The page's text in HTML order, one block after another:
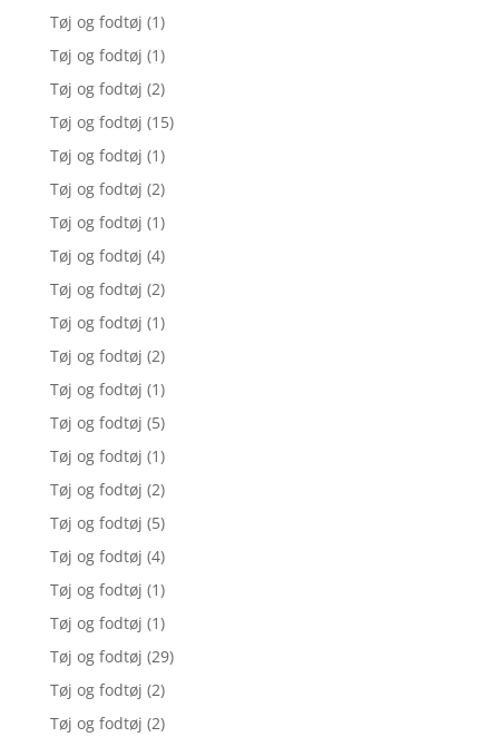
Tøj og fodtøj (1)
Tøj og fodtøj (1)
Tøj og fodtøj (2)
Tøj og fodtøj (15)
Tøj og fodtøj (1)
Tøj og fodtøj (2)
Tøj og fodtøj (1)
Tøj og fodtøj (4)
Tøj og fodtøj (2)
Tøj og fodtøj (1)
Tøj og fodtøj (2)
Tøj og fodtøj (1)
Tøj og fodtøj (5)
Tøj og fodtøj (1)
Tøj og fodtøj (2)
Tøj og fodtøj (5)
Tøj og fodtøj (4)
Tøj og fodtøj (1)
Tøj og fodtøj (1)
Tøj og fodtøj (29)
Tøj og fodtøj (2)
Tøj og fodtøj (2)